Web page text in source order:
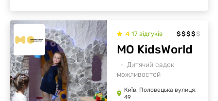
4 17 відгуків $$$$ $
Дитячий садок
можливостей
МО KidsWorld
Київ, Половецька вулиця,
49